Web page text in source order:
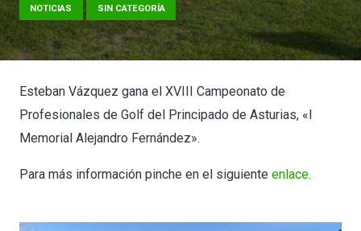
NOTICIAS SIN CATEGORÍA
Esteban Vázquez gana el XVIII Campeonato de
Profesionales de Golf del Principado de Asturias, «I
Memorial Alejandro Fernández».
Para más información pinche en el siguiente enlace.